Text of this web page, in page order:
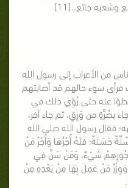
جائع..[11]
من الأعراب إلى رسول الله
سوء حالهم قد أصابتهم
عنه حتى رُؤِيَ ذلك في
بصُرَّةٍ من وَرِقٍ، ثم جاء آخر،
فقال رسول الله صلى الله
حَسَنَةً؛ فَلَهُ أَجْرُهَا وَأَجْرُ مَنْ
شَيْءٌ، وَمَنْ سَنَّ فِي
وَوِزْرُ مَنْ عَمِلَ بِهَا مِنْ بَعْدِهِ مِنْ